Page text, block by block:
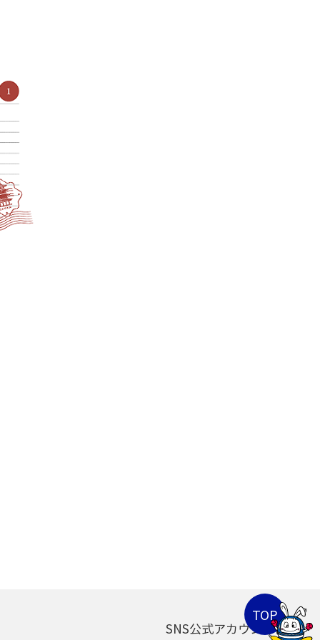
SNS公式アカウント